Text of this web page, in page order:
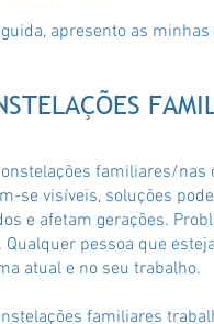
apresento as minhas
familiares/
se visíveis, soluções
e afetam gerações.
Qualquer pessoa que
atual e no seu trabalho.
familiares